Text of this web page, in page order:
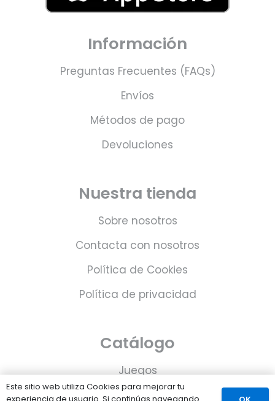
Información
Preguntas Frecuentes (FAQs)
Envíos
Métodos de pago
Devoluciones
Nuestra tienda
Sobre nosotros
Contacta con nosotros
Política de Cookies
Política de privacidad
Catálogo
Juegos
Consolas
Este sitio web utiliza Cookies para mejorar tu